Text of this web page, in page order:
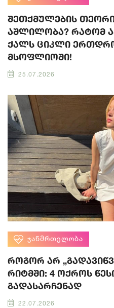
შეთქმულების
აშლილობა? რატომ
ქალს ციკლი
მსოფლიოში!
25.07.2026
ᲯᲐᲜᲛᲠᲗᲔᲚᲝᲑᲐ
როგორ არ
რიტმში: 4 ოქროს
გადასარჩენად
22.07.2026